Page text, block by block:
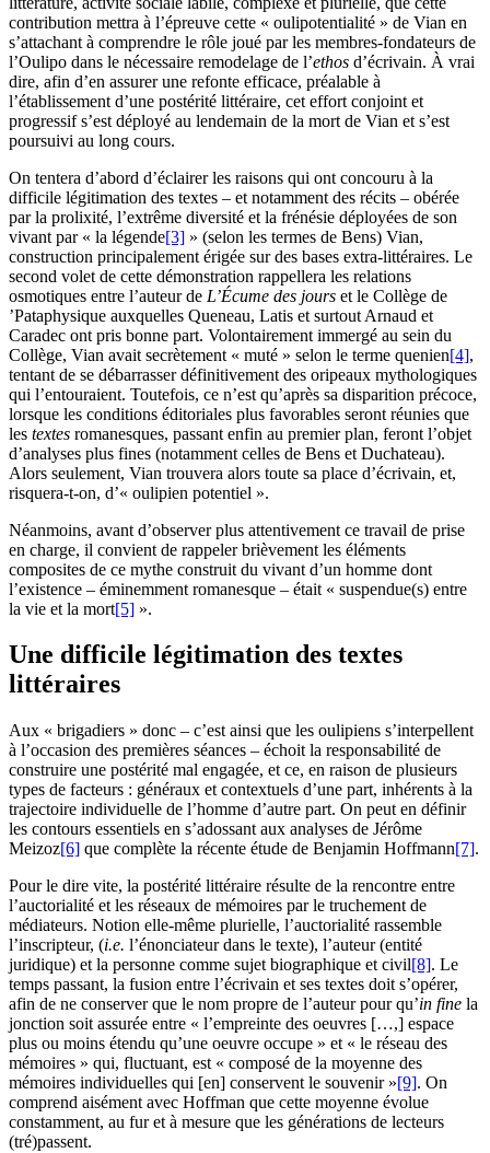
contribution mettra à l’épreuve cette « oulipotentialité » de Vian en
s’attachant à comprendre le rôle joué par les membres-fondateurs de
l’Oulipo dans le nécessaire remodelage de l’ethos d’écrivain. À vrai
dire, afin d’en assurer une refonte efficace, préalable à
l’établissement d’une postérité littéraire, cet effort conjoint et
progressif s’est déployé au lendemain de la mort de Vian et s’est
poursuivi au long cours.
On tentera d’abord d’éclairer les raisons qui ont concouru à la
difficile légitimation des textes – et notamment des récits – obérée
par la prolixité, l’extrême diversité et la frénésie déployées de son
vivant par « la légende[3] » (selon les termes de Bens) Vian,
construction principalement érigée sur des bases extra-littéraires. Le
second volet de cette démonstration rappellera les relations
osmotiques entre l’auteur de L’Écume des jours et le Collège de
’Pataphysique auxquelles Queneau, Latis et surtout Arnaud et
Caradec ont pris bonne part. Volontairement immergé au sein du
Collège, Vian avait secrètement « muté » selon le terme quenien[4],
tentant de se débarrasser définitivement des oripeaux mythologiques
qui l’entouraient. Toutefois, ce n’est qu’après sa disparition précoce,
lorsque les conditions éditoriales plus favorables seront réunies que
les textes romanesques, passant enfin au premier plan, feront l’objet
d’analyses plus fines (notamment celles de Bens et Duchateau).
Alors seulement, Vian trouvera alors toute sa place d’écrivain, et,
risquera-t-on, d’« oulipien potentiel ».
Néanmoins, avant d’observer plus attentivement ce travail de prise
en charge, il convient de rappeler brièvement les éléments
composites de ce mythe construit du vivant d’un homme dont
l’existence – éminemment romanesque – était « suspendue(s) entre
la vie et la mort[5] ».
Une difficile légitimation des textes
littéraires
Aux « brigadiers » donc – c’est ainsi que les oulipiens s’interpellent
à l’occasion des premières séances – échoit la responsabilité de
construire une postérité mal engagée, et ce, en raison de plusieurs
types de facteurs : généraux et contextuels d’une part, inhérents à la
trajectoire individuelle de l’homme d’autre part. On peut en définir
les contours essentiels en s’adossant aux analyses de Jérôme
Meizoz[6] que complète la récente étude de Benjamin Hoffmann[7].
Pour le dire vite, la postérité littéraire résulte de la rencontre entre
l’auctorialité et les réseaux de mémoires par le truchement de
médiateurs. Notion elle-même plurielle, l’auctorialité rassemble
l’inscripteur, (i.e. l’énonciateur dans le texte), l’auteur (entité
juridique) et la personne comme sujet biographique et civil[8]. Le
temps passant, la fusion entre l’écrivain et ses textes doit s’opérer,
afin de ne conserver que le nom propre de l’auteur pour qu’in fine la
jonction soit assurée entre « l’empreinte des oeuvres […,] espace
plus ou moins étendu qu’une oeuvre occupe » et « le réseau des
mémoires » qui, fluctuant, est « composé de la moyenne des
mémoires individuelles qui [en] conservent le souvenir »[9]. On
comprend aisément avec Hoffman que cette moyenne évolue
constamment, au fur et à mesure que les générations de lecteurs
(tré)passent.